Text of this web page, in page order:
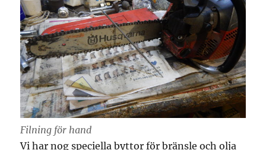
Filning för hand
Vi har nog speciella byttor för bränsle och olja